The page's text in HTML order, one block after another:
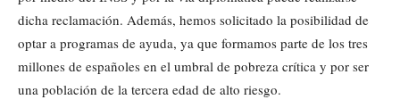
dicha reclamación. Además, hemos solicitado la posibilidad de
optar a programas de ayuda, ya que formamos parte de los tres
millones de españoles en el umbral de pobreza crítica y por ser
una población de la tercera edad de alto riesgo.